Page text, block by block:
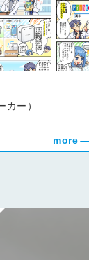
ー）